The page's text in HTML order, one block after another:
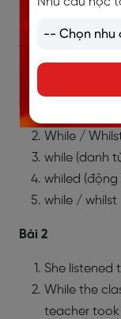
→
Đáp án
While /
while (danh
whiled
while / whilst
Bài 2
She listened
While the
teacher took